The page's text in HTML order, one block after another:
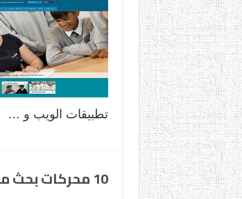
تطبيقات الويب و …
10 محركات بحث متخصصة في البحث العلمي الأكاديمي